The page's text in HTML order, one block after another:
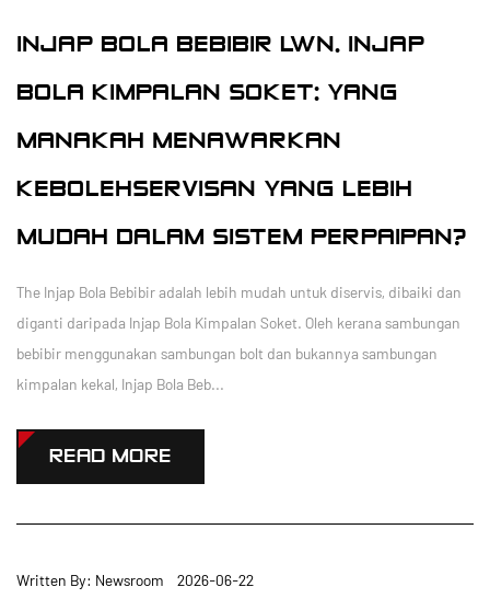
INJAP BOLA BEBIBIR LWN. INJAP
BOLA KIMPALAN SOKET: YANG
MANAKAH MENAWARKAN
KEBOLEHSERVISAN YANG LEBIH
MUDAH DALAM SISTEM PERPAIPAN?
The Injap Bola Bebibir adalah lebih mudah untuk diservis, dibaiki dan
diganti daripada Injap Bola Kimpalan Soket. Oleh kerana sambungan
bebibir menggunakan sambungan bolt dan bukannya sambungan
kimpalan kekal, Injap Bola Beb...
READ MORE
Written By: Newsroom 2026-06-22